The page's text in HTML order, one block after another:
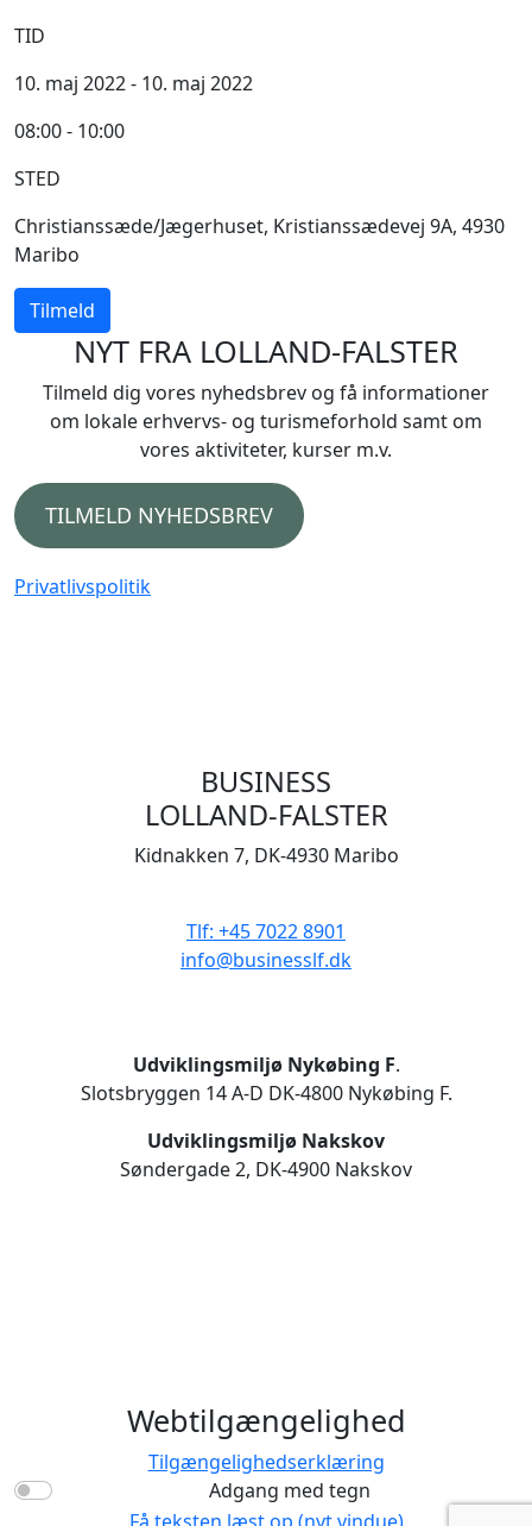
TID
10. maj 2022 - 10. maj 2022
08:00 - 10:00
STED
Christianssæde/Jægerhuset, Kristianssædevej 9A, 4930
Maribo
Tilmeld
NYT FRA LOLLAND-FALSTER
Tilmeld dig vores nyhedsbrev og få informationer
om lokale erhvervs- og turismeforhold samt om
vores aktiviteter, kurser m.v.
TILMELD NYHEDSBREV
Privatlivspolitik
BUSINESS
LOLLAND-FALSTER
Kidnakken 7, DK-4930 Maribo
Tlf: +45 7022 8901
info@businesslf.dk
Udviklingsmiljø Nykøbing F.
Slotsbryggen 14 A-D DK-4800 Nykøbing F.
Udviklingsmiljø Nakskov
Søndergade 2, DK-4900 Nakskov
Webtilgængelighed
Tilgængelighedserklæring
Adgang med tegn